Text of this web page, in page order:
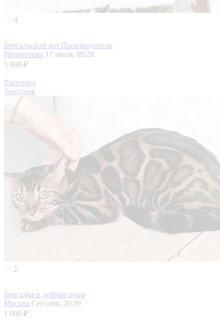
4
Бенгальский кот.Производитель
Ивантеевка 17 июля, 09:28
5 000 ₽
Василиса
Заводчик
1
Бенгалка в добрые руки
Москва Сегодня, 20:19
1 000 ₽